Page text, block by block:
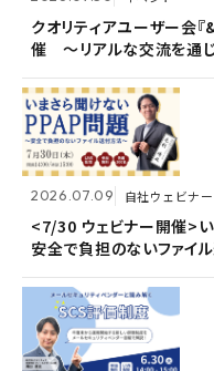
クオリティアユーザー会
催 〜リアルな交流を通じ
2026.07.09 自社ウェビナー
<7/30 ウェビナー開催>
安全で負担のないファイ
クオリティアユーザー会
催 〜リアルな交流を通じ
2026.07.09 自社ウェビナー
<7/30 ウェビナー開催>
安全で負担のないファイ
2026.07.09 自社ウェビナー
<7/30 ウェビナー開催>
2026.06.09 自社ウェビナー
＜6/30ウェビナー開催＞